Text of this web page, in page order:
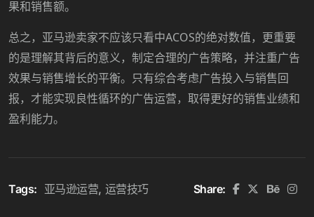
果和销售额。
总之，亚马逊卖家不应该只看中ACOS的绝对数值，更重要
的是理解其背后的意义，制定合理的广告策略，并注重广告
效果与销售增长的平衡。只有综合考虑广告投入与销售回
报，才能实现良性循环的广告运营，取得更好的销售业绩和
盈利能力。
Tags: 亚马逊运营 运营技巧 Share: